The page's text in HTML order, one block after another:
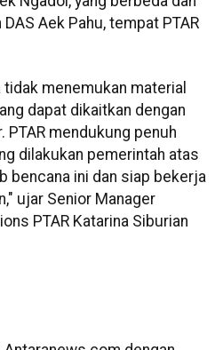
Aek Pahu, tempat PTAR
menemukan material
dapat dikaitkan dengan
PTAR mendukung penuh
dilakukan pemerintah atas
bencana ini dan siap bekerja
ujar Senior Manager
PTAR Katarina Siburian